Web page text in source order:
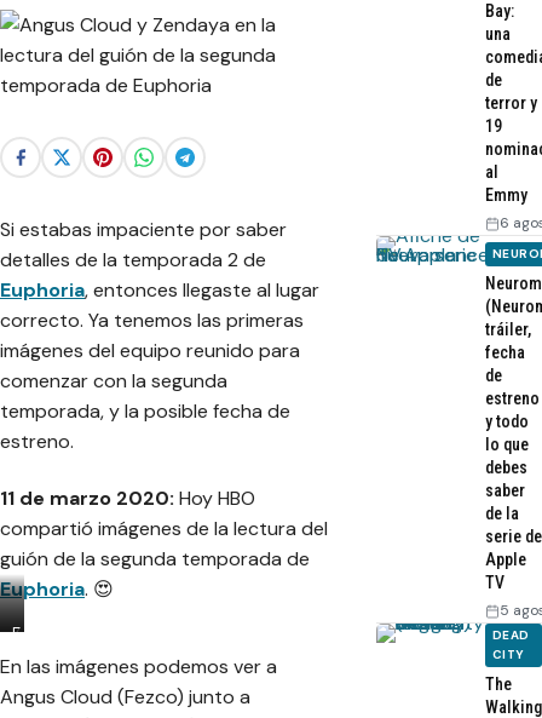
Si estabas impaciente por saber
detalles de la temporada 2 de
Euphoria, entonces llegaste al lugar
correcto. Ya tenemos las primeras
imágenes del equipo reunido para
comenzar con la segunda
temporada, y la posible fecha de
estreno.
11 de marzo 2020: Hoy HBO
compartió imágenes de la lectura del
guión de la segunda temporada de
Euphoria. 😍
Z
d
E
h
En las imágenes podemos ver a
Angus Cloud (Fezco) junto a
Bay:
una
de
terror y
19
al
Emmy
6
tráiler,
fecha
de
estreno
y todo
lo que
debes
saber
de la
serie de
Apple
TV
5
DEAD
CITY
The
Walking